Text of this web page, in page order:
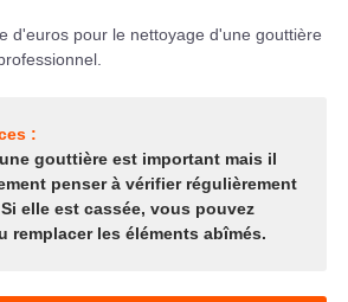
d'euros pour le nettoyage d'une gouttière
:
gouttière est important mais il
penser à vérifier régulièrement
elle est cassée, vous pouvez
remplacer les éléments abîmés.